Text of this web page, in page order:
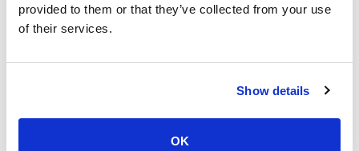
provided to them or that they’ve collected from your use
of their services.
Show details
OK
Aeroporto di Surat Thani (con opzioni limitate disponibili)
Istruzioni per il check-in